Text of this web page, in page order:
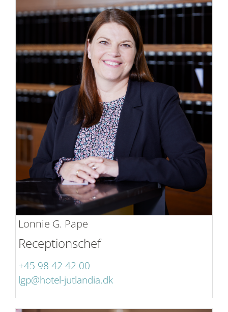
Lonnie G. Pape
Receptionschef
+45 98 42 42 00
lgp@hotel-jutlandia.dk